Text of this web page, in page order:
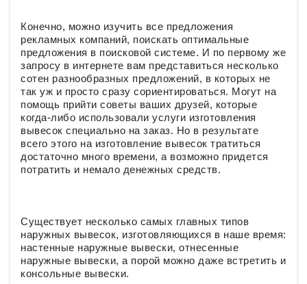
Конечно, можно изучить все предложения
рекламных компаний, поискать оптимальные
предложения в поисковой системе. И по первому же
запросу в интернете вам представиться несколько
сотен разнообразных предложений, в которых не
так уж и просто сразу сориентироваться. Могут на
помощь прийти советы ваших друзей, которые
когда-либо использовали услуги изготовления
вывесок специально на заказ. Но в результате
всего этого на изготовление вывесок тратиться
достаточно много времени, а возможно придется
потратить и немало денежных средств.
Существует несколько самых главных типов
наружных вывесок, изготовляющихся в наше время:
настенные наружные вывески, отнесенные
наружные вывески, а порой можно даже встретить и
консольные вывески.